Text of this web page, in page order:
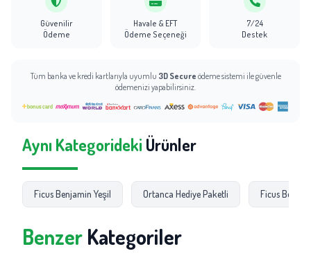
Güvenilir
Ödeme
Havale & EFT
Ödeme Seçeneği
7/24
Destek
Tüm banka ve kredi kartlarıyla uyumlu 3D Secure ödeme sistemi ile güvenle
ödemenizi yapabilirsiniz.
Aynı Kategorideki Ürünler
Ficus Benjamin Yeşil Ortanca Hediye Paketli Ficus
Benzer Kategoriler